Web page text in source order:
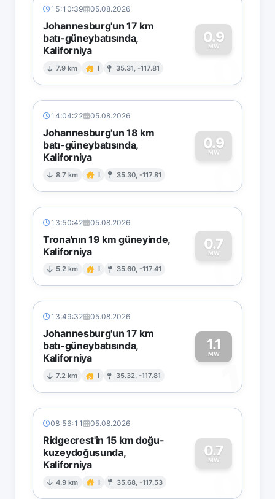
15:10:39 05.08.2026
Johannesburg'un 17 km
batı-güneybatısında,
Kaliforniya
7.9 km I 35.31, -117.81
0.9
MW
0
14:04:22 05.08.2026
Johannesburg'un 18 km
batı-güneybatısında,
Kaliforniya
8.7 km I 35.30, -117.81
0.9
MW
0
13:50:42 05.08.2026
Trona'nın 19 km güneyinde,
Kaliforniya
5.2 km I 35.60, -117.41
0.7
MW
0
13:49:32 05.08.2026
Johannesburg'un 17 km
batı-güneybatısında,
Kaliforniya
7.2 km I 35.32, -117.81
1.1
MW
1
08:56:11 05.08.2026
Ridgecrest'in 15 km doğu-
kuzeydoğusunda,
Kaliforniya
4.9 km I 35.68, -117.53
0.7
MW
0